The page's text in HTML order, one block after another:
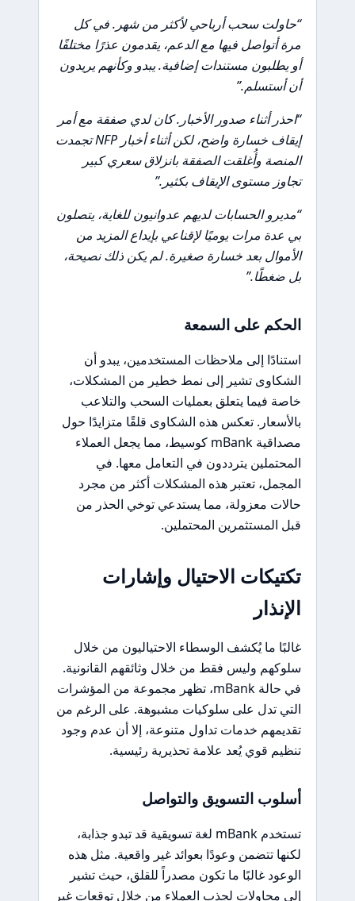
“حاولت سحب أرباحي لأكثر من شهر. في كل
مرة أتواصل فيها مع الدعم، يقدمون عذرًا مختلفًا
أو يطلبون مستندات إضافية. يبدو وكأنهم يريدون
أن أستسلم.”
“احذر أثناء صدور الأخبار. كان لدي صفقة مع أمر
إيقاف خسارة واضح، لكن أثناء أخبار NFP تجمدت
المنصة وأُغلقت الصفقة بانزلاق سعري كبير
تجاوز مستوى الإيقاف بكثير.”
“مديرو الحسابات لديهم عدوانيون للغاية، يتصلون
بي عدة مرات يوميًا لإقناعي بإيداع المزيد من
الأموال بعد خسارة صغيرة. لم يكن ذلك نصيحة،
بل ضغطًا.”
الحكم على السمعة
استنادًا إلى ملاحظات المستخدمين، يبدو أن
الشكاوى تشير إلى نمط خطير من المشكلات،
خاصة فيما يتعلق بعمليات السحب والتلاعب
بالأسعار. تعكس هذه الشكاوى قلقًا متزايدًا حول
مصداقية mBank كوسيط، مما يجعل العملاء
المحتملين يترددون في التعامل معها. في
المجمل، تعتبر هذه المشكلات أكثر من مجرد
حالات معزولة، مما يستدعي توخي الحذر من
قبل المستثمرين المحتملين.
تكتيكات الاحتيال وإشارات
الإنذار
غالبًا ما يُكشف الوسطاء الاحتياليون من خلال
سلوكهم وليس فقط من خلال وثائقهم القانونية.
في حالة mBank، تظهر مجموعة من المؤشرات
التي تدل على سلوكيات مشبوهة. على الرغم من
تقديمهم خدمات تداول متنوعة، إلا أن عدم وجود
تنظيم قوي يُعد علامة تحذيرية رئيسية.
أسلوب التسويق والتواصل
تستخدم mBank لغة تسويقية قد تبدو جذابة،
لكنها تتضمن وعودًا بعوائد غير واقعية. مثل هذه
الوعود غالبًا ما تكون مصدراً للقلق، حيث تشير
إلى محاولات لجذب العملاء من خلال توقعات غير